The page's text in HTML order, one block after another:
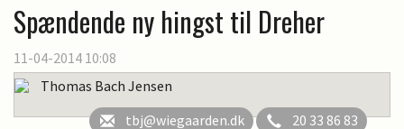
Spændende ny hingst til Dreher
11-04-2014 10:08
Thomas Bach Jensen
tbj@wiegaarden.dk
20 33 86 83